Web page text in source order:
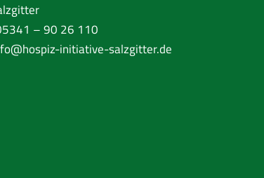
– 90 26 110
initiative-salzgitter.de